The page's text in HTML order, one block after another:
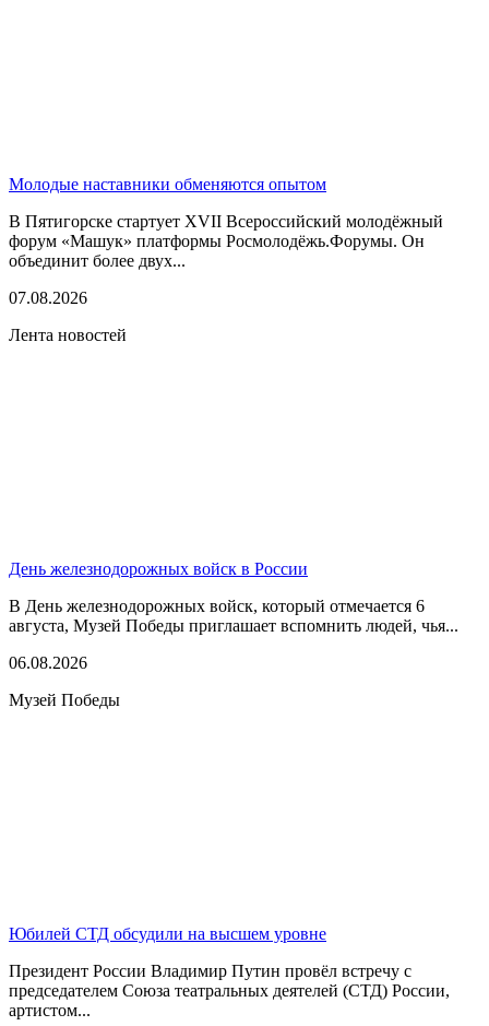
Молодые наставники обменяются опытом
В Пятигорске стартует XVII Всероссийский молодёжный
форум «Машук» платформы Росмолодёжь.Форумы. Он
объединит более двух...
07.08.2026
Лента новостей
День железнодорожных войск в России
В День железнодорожных войск, который отмечается 6
августа, Музей Победы приглашает вспомнить людей, чья...
06.08.2026
Музей Победы
Юбилей СТД обсудили на высшем уровне
Президент России Владимир Путин провёл встречу с
председателем Союза театральных деятелей (СТД) России,
артистом...